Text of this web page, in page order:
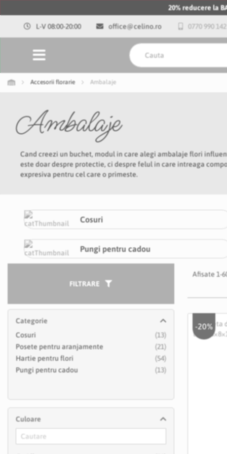
20% reducere la
L-V 08:00-20:00 office@celino.ro 0770 990 142
Accesorii florarie Ambalaje
Ambalaje
Cand creezi un buchet, modul in care alegi ambalaje flori
este doar despre protectie, ci despre felul in care intreaga
expresiva pentru cel care o primeste.
Cosuri
Pungi pentru cadou
Afisate 1-
-20%
FILTRARE
Categorie
Cosuri
13
articole
Posete pentru aranjamente
21
articole
Hartie pentru flori
54
articole
Pungi pentru cadou
13
articole
Culoare